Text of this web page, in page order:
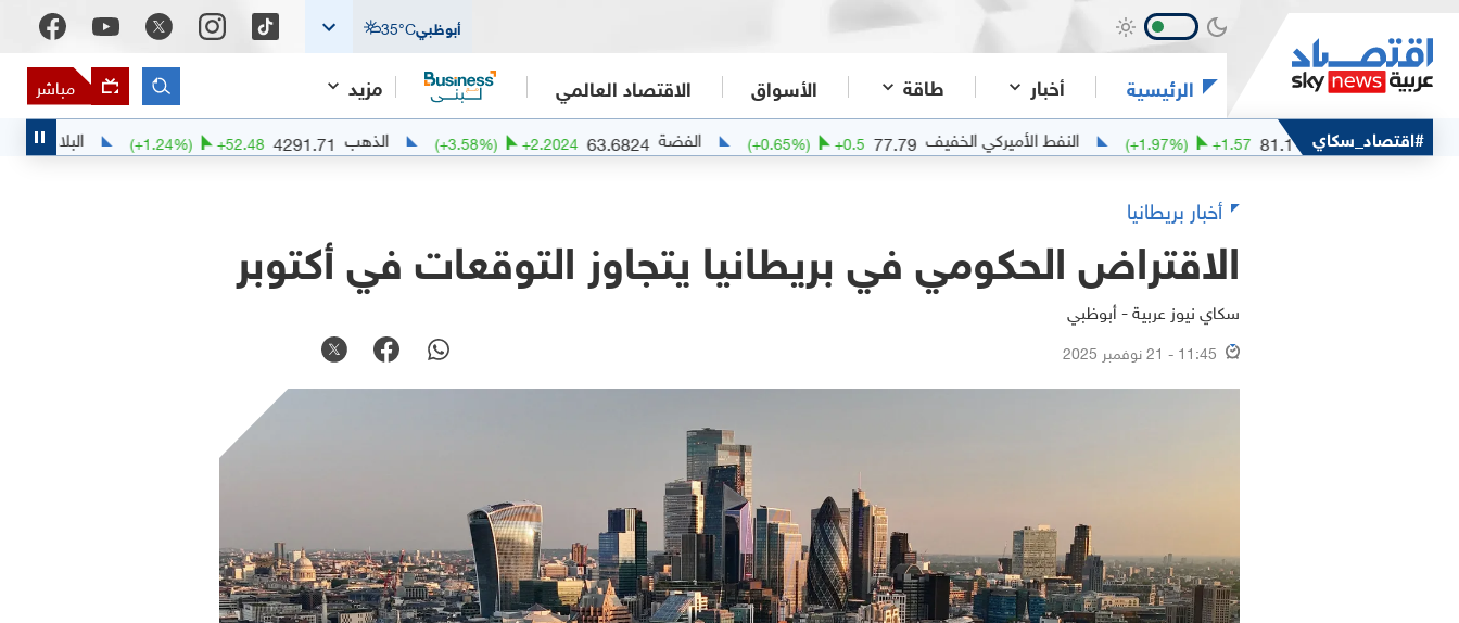
أبوظبي 35°C
الرئيسية أخبار طاقة الأسواق الاقتصاد العالمي مزيد مباشر
#اقتصاد_سكاي
خام مربان 81.1
+1.57
( +1.97%) النفط الأميركي الخفيف 77.79
+0.5
( +0.65%) الفضة 63.6824
+2.2024
( +3.58%) الذهب 4291.71
+52.48
( +1.24%) البلاديوم 1381.2
أخبار بريطانيا
الاقتراض الحكومي في بريطانيا يتجاوز التوقعات في أكتوبر
سكاي نيوز عربية - أبوظبي
11:45 - 21 نوفمبر 2025